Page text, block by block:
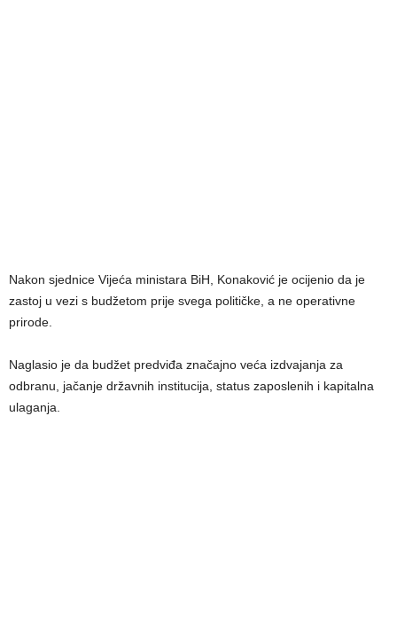
Nakon sjednice Vijeća ministara BiH, Konaković je ocijenio da je
zastoj u vezi s budžetom prije svega političke, a ne operativne
prirode.
Naglasio je da budžet predviđa značajno veća izdvajanja za
odbranu, jačanje državnih institucija, status zaposlenih i kapitalna
ulaganja.